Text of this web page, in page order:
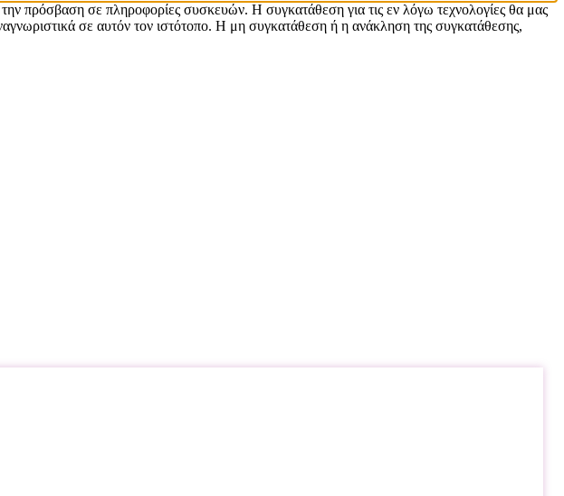
πρόσβαση σε πληροφορίες συσκευών. Η συγκατάθεση για τις εν λόγω τεχνολογίες θα μας
σε αυτόν τον ιστότοπο. Η μη συγκατάθεση ή η ανάκληση της συγκατάθεσης,